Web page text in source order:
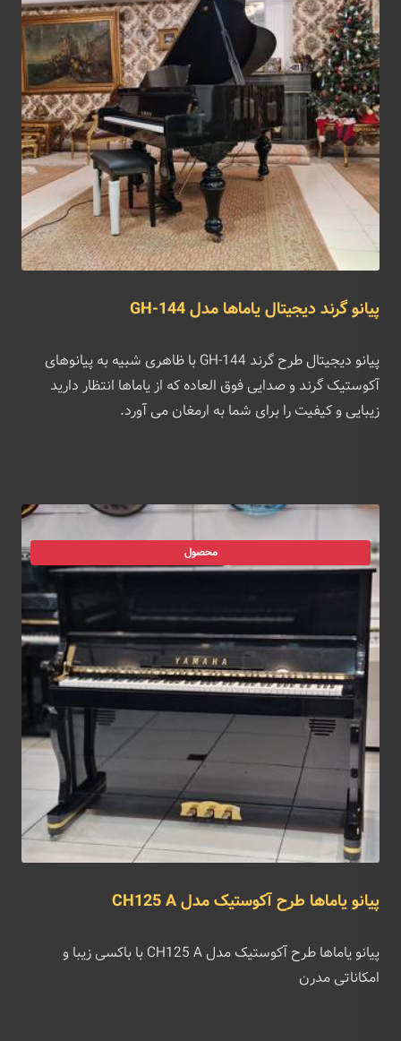
پیانو گرند دیجیتال یاماها مدل GH-144
پیانو دیجیتال طرح گرند GH-144 با ظاهری شبیه به پیانوهای
آکوستیک گرند و صدایی فوق العاده که از یاماها انتظار دارید
زیبایی و کیفیت را برای شما به ارمغان می آورد.
محصول
پیانو یاماها طرح آکوستیک مدل CH125 A
پیانو یاماها طرح آکوستیک مدل CH125 A با باکسی زیبا و
امکاناتی مدرن